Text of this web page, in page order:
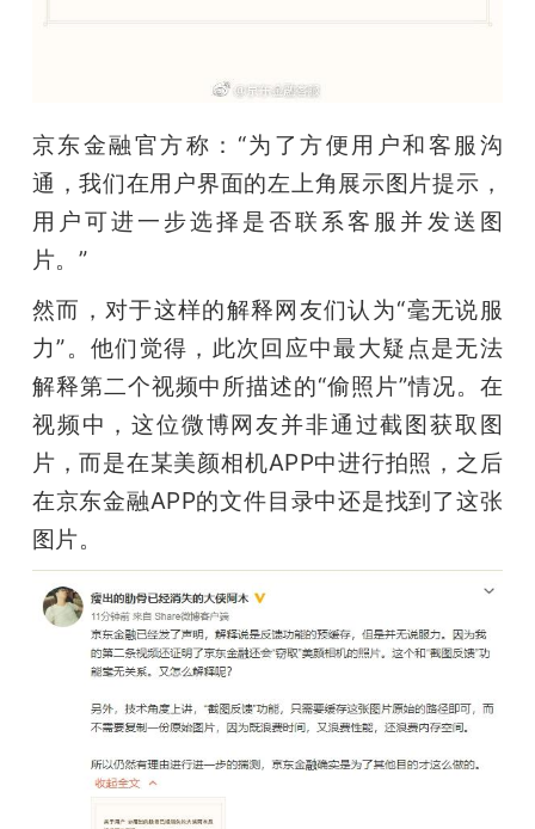
京东金融官方称：“为了方便用户和客服沟
通，我们在用户界面的左上角展示图片提示，
用户可进一步选择是否联系客服并发送图
片。”
然而，对于这样的解释网友们认为“毫无说服
力”。他们觉得，此次回应中最大疑点是无法
解释第二个视频中所描述的“偷照片”情况。在
视频中，这位微博网友并非通过截图获取图
片，而是在某美颜相机APP中进行拍照，之后
在京东金融APP的文件目录中还是找到了这张
图片。